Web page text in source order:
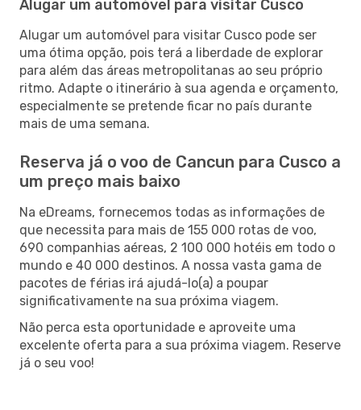
Alugar um automóvel para visitar Cusco
Alugar um automóvel para visitar Cusco pode ser
uma ótima opção, pois terá a liberdade de explorar
para além das áreas metropolitanas ao seu próprio
ritmo. Adapte o itinerário à sua agenda e orçamento,
especialmente se pretende ficar no país durante
mais de uma semana.
Reserva já o voo de Cancun para Cusco a
um preço mais baixo
Na eDreams, fornecemos todas as informações de
que necessita para mais de 155 000 rotas de voo,
690 companhias aéreas, 2 100 000 hotéis em todo o
mundo e 40 000 destinos. A nossa vasta gama de
pacotes de férias irá ajudá-lo(a) a poupar
significativamente na sua próxima viagem.
Não perca esta oportunidade e aproveite uma
excelente oferta para a sua próxima viagem. Reserve
já o seu voo!